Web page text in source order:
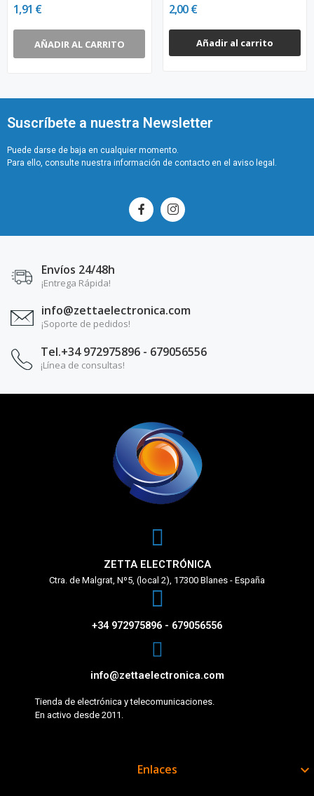
1,91 €
AÑADIR AL CARRITO
2,00 €
Añadir al carrito
Suscríbete a nuestra Newsletter
Puede darse de baja en cualquier momento.
Para ello, consulte nuestra información de contacto en el aviso legal.
Envíos 24/48h
¡Entrega Rápida!
info@zettaelectronica.com
¡Soporte de pedidos!
Tel.+34 972975896 - 679056556
¡Línea de consultas!
ZETTA ELECTRÓNICA
Ctra. de Malgrat, Nº5, (local 2), 17300 Blanes - España
+34 972975896 - 679056556
info@zettaelectronica.com
Tienda de electrónica y telecomunicaciones.
En activo desde 2011.
Enlaces 